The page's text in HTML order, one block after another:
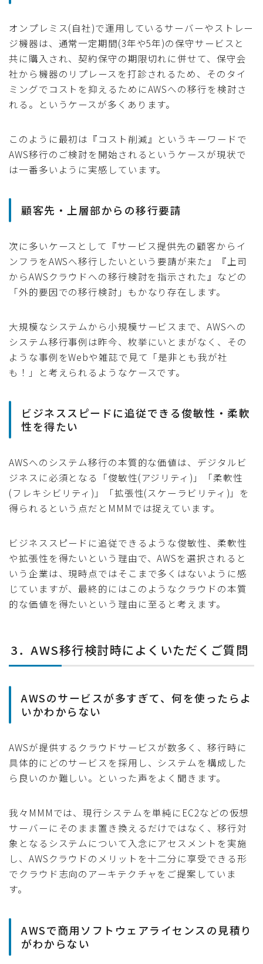
オンプレミス(自社)で運用しているサーバーやストレー
ジ機器は、通常一定期間(3年や5年)の保守サービスと
共に購入され、契約保守の期限切れに併せて、保守会
社から機器のリプレースを打診されるため、そのタイ
ミングでコストを抑えるためにAWSへの移行を検討さ
れる。というケースが多くあります。
このように最初は『コスト削減』というキーワードで
AWS移行のご検討を開始されるというケースが現状で
は一番多いように実感しています。
顧客先・上層部からの移行要請
次に多いケースとして『サービス提供先の顧客からイ
ンフラをAWSへ移行したいという要請が来た』『上司
からAWSクラウドへの移行検討を指示された』などの
「外的要因での移行検討」もかなり存在します。
大規模なシステムから小規模サービスまで、AWSへの
システム移行事例は昨今、枚挙にいとまがなく、その
ような事例をWebや雑誌で見て「是非とも我が社
も！」と考えられるようなケースです。
ビジネススピードに追従できる俊敏性・柔軟
性を得たい
AWSへのシステム移行の本質的な価値は、デジタルビ
ジネスに必須となる「俊敏性(アジリティ)」「柔軟性
(フレキシビリティ)」「拡張性(スケーラビリティ)」を
得られるという点だとMMMでは捉えています。
ビジネススピードに追従できるような俊敏性、柔軟性
や拡張性を得たいという理由で、AWSを選択されると
いう企業は、現時点ではそこまで多くはないように感
じていますが、最終的にはこのようなクラウドの本質
的な価値を得たいという理由に至ると考えます。
3．AWS移行検討時によくいただくご質問
AWSのサービスが多すぎて、何を使ったらよ
いかわからない
AWSが提供するクラウドサービスが数多く、移行時に
具体的にどのサービスを採用し、システムを構成した
ら良いのか難しい。といった声をよく聞きます。
我々MMMでは、現行システムを単純にEC2などの仮想
サーバーにそのまま置き換えるだけではなく、移行対
象となるシステムについて入念にアセスメントを実施
し、AWSクラウドのメリットを十二分に享受できる形
でクラウド志向のアーキテクチャをご提案していま
す。
AWSで商用ソフトウェアライセンスの見積り
がわからない